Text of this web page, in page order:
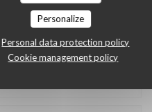
Personalize
Personal data protection policy
Cookie management policy
petit pots que j'attendais
Les serveurs et
et sont très disponibles.
également. Continuez